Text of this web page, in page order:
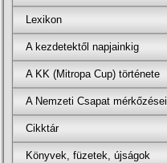
Lexikon
A kezdetektől napjainkig
A KK (Mitropa Cup) története
A Nemzeti Csapat mérkőzései
Cikktár
Könyvek, füzetek, újságok